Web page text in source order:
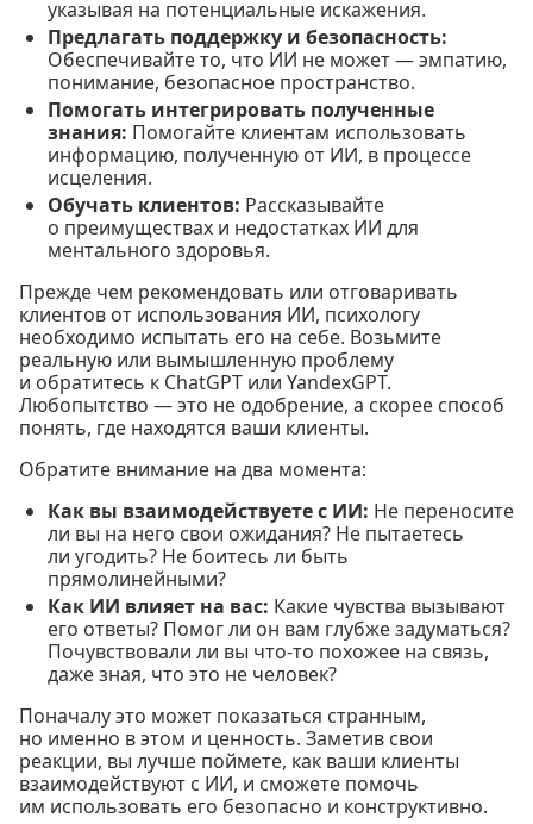
указывая на потенциальные искажения.
Предлагать поддержку и безопасность:
Обеспечивайте то, что ИИ не может — эмпатию,
понимание, безопасное пространство.
Помогать интегрировать полученные
знания: Помогайте клиентам использовать
информацию, полученную от ИИ, в процессе
исцеления.
Обучать клиентов: Рассказывайте
о преимуществах и недостатках ИИ для
ментального здоровья.
Прежде чем рекомендовать или отговаривать
клиентов от использования ИИ, психологу
необходимо испытать его на себе. Возьмите
реальную или вымышленную проблему
и обратитесь к ChatGPT или YandexGPT.
Любопытство — это не одобрение, а скорее способ
понять, где находятся ваши клиенты.
Обратите внимание на два момента:
Как вы взаимодействуете с ИИ: Не переносите
ли вы на него свои ожидания? Не пытаетесь
ли угодить? Не боитесь ли быть
прямолинейными?
Как ИИ влияет на вас: Какие чувства вызывают
его ответы? Помог ли он вам глубже задуматься?
Почувствовали ли вы что-то похожее на связь,
даже зная, что это не человек?
Поначалу это может показаться странным,
но именно в этом и ценность. Заметив свои
реакции, вы лучше поймете, как ваши клиенты
взаимодействуют с ИИ, и сможете помочь
им использовать его безопасно и конструктивно.